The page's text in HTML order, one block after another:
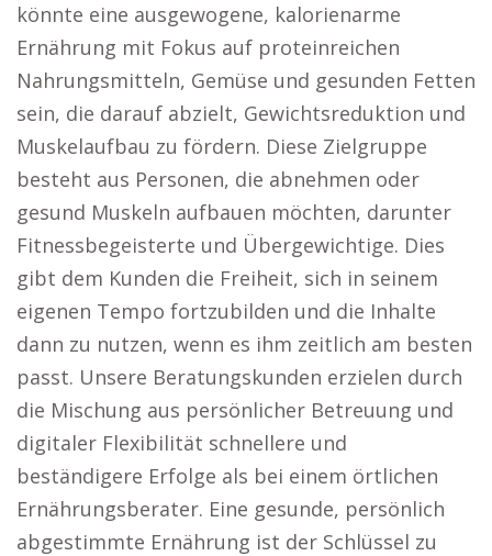
könnte eine ausgewogene, kalorienarme
Ernährung mit Fokus auf proteinreichen
Nahrungsmitteln, Gemüse und gesunden Fetten
sein, die darauf abzielt, Gewichtsreduktion und
Muskelaufbau zu fördern. Diese Zielgruppe
besteht aus Personen, die abnehmen oder
gesund Muskeln aufbauen möchten, darunter
Fitnessbegeisterte und Übergewichtige. Dies
gibt dem Kunden die Freiheit, sich in seinem
eigenen Tempo fortzubilden und die Inhalte
dann zu nutzen, wenn es ihm zeitlich am besten
passt. Unsere Beratungskunden erzielen durch
die Mischung aus persönlicher Betreuung und
digitaler Flexibilität schnellere und
beständigere Erfolge als bei einem örtlichen
Ernährungsberater. Eine gesunde, persönlich
abgestimmte Ernährung ist der Schlüssel zu